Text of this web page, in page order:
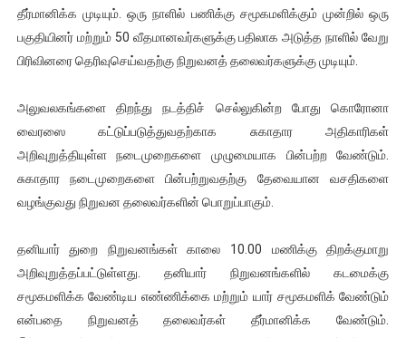
தீர்மானிக்க முடியும். ஒரு நாளில் பணிக்கு சமூகமளிக்கும் முன்றில் ஒரு
பகுதியினர் மற்றும் 50 வீதமானவர்களுக்கு பதிலாக அடுத்த நாளில் வேறு
பிரிவினரை தெரிவுசெய்வதற்கு நிறுவனத் தலைவர்களுக்கு முடியும்.
அலுவலகங்களை திறந்து நடத்திச் செல்லுகின்ற போது கொரோனா
வைரஸை கட்டுப்படுத்துவதற்காக சுகாதார அதிகாரிகள்
அறிவுறுத்தியுள்ள நடைமுறைகளை முழுமையாக பின்பற்ற வேண்டும்.
சுகாதார நடைமுறைகளை பின்பற்றுவதற்கு தேவையான வசதிகளை
வழங்குவது நிறுவன தலைவர்களின் பொறுப்பாகும்.
தனியார் துறை நிறுவனங்கள் காலை 10.00 மணிக்கு திறக்குமாறு
அறிவுறுத்தப்பட்டுள்ளது. தனியார் நிறுவனங்களில் கடமைக்கு
சமூகமளிக்க வேண்டிய எண்ணிக்கை மற்றும் யார் சமூகமளிக் வேண்டும்
என்பதை நிறுவனத் தலைவர்கள் தீர்மானிக்க வேண்டும்.